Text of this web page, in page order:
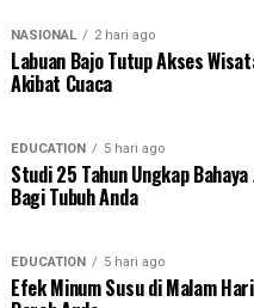
NASIONAL 2 hari ago
Labuan Bajo Tutup Akses
Akibat Cuaca
EDUCATION 5 hari ago
Studi 25 Tahun Ungkap
Bagi Tubuh Anda
EDUCATION 5 hari ago
Efek Minum Susu di Malam